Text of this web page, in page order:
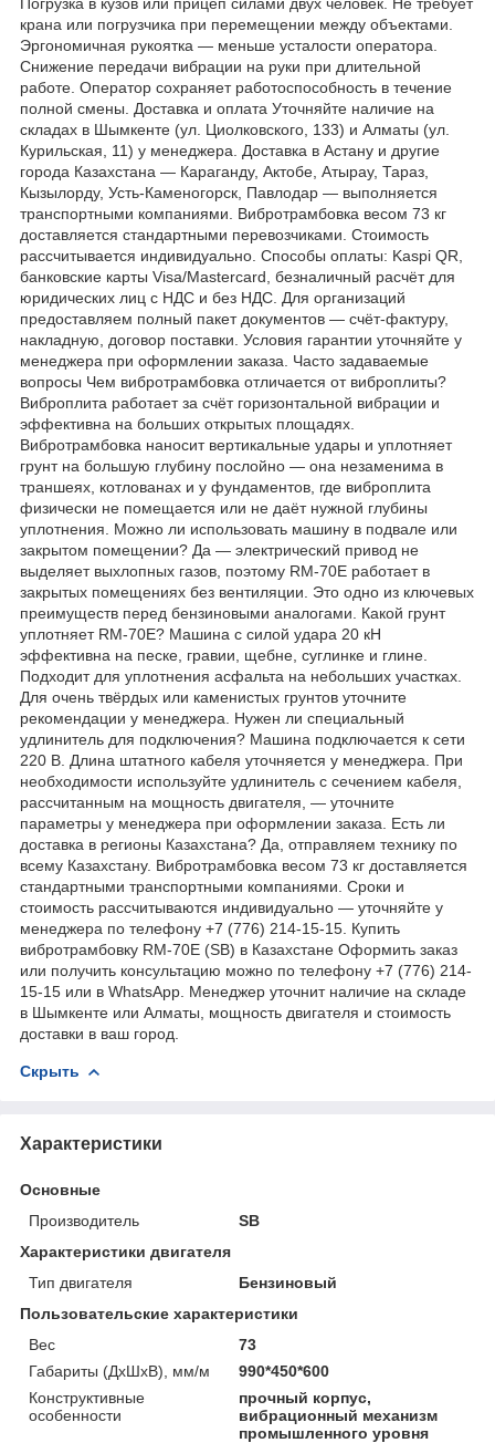
крана или погрузчика при перемещении между объектами.
Эргономичная рукоятка — меньше усталости оператора.
Снижение передачи вибрации на руки при длительной
работе. Оператор сохраняет работоспособность в течение
полной смены. Доставка и оплата Уточняйте наличие на
складах в Шымкенте (ул. Циолковского, 133) и Алматы (ул.
Курильская, 11) у менеджера. Доставка в Астану и другие
города Казахстана — Караганду, Актобе, Атырау, Тараз,
Кызылорду, Усть-Каменогорск, Павлодар — выполняется
транспортными компаниями. Вибротрамбовка весом 73 кг
доставляется стандартными перевозчиками. Стоимость
рассчитывается индивидуально. Способы оплаты: Kaspi QR,
банковские карты Visa/Mastercard, безналичный расчёт для
юридических лиц с НДС и без НДС. Для организаций
предоставляем полный пакет документов — счёт-фактуру,
накладную, договор поставки. Условия гарантии уточняйте у
менеджера при оформлении заказа. Часто задаваемые
вопросы Чем вибротрамбовка отличается от виброплиты?
Виброплита работает за счёт горизонтальной вибрации и
эффективна на больших открытых площадях.
Вибротрамбовка наносит вертикальные удары и уплотняет
грунт на большую глубину послойно — она незаменима в
траншеях, котлованах и у фундаментов, где виброплита
физически не помещается или не даёт нужной глубины
уплотнения. Можно ли использовать машину в подвале или
закрытом помещении? Да — электрический привод не
выделяет выхлопных газов, поэтому RM-70E работает в
закрытых помещениях без вентиляции. Это одно из ключевых
преимуществ перед бензиновыми аналогами. Какой грунт
уплотняет RM-70E? Машина с силой удара 20 кН
эффективна на песке, гравии, щебне, суглинке и глине.
Подходит для уплотнения асфальта на небольших участках.
Для очень твёрдых или каменистых грунтов уточните
рекомендации у менеджера. Нужен ли специальный
удлинитель для подключения? Машина подключается к сети
220 В. Длина штатного кабеля уточняется у менеджера. При
необходимости используйте удлинитель с сечением кабеля,
рассчитанным на мощность двигателя, — уточните
параметры у менеджера при оформлении заказа. Есть ли
доставка в регионы Казахстана? Да, отправляем технику по
всему Казахстану. Вибротрамбовка весом 73 кг доставляется
стандартными транспортными компаниями. Сроки и
стоимость рассчитываются индивидуально — уточняйте у
менеджера по телефону +7 (776) 214-15-15. Купить
вибротрамбовку RM-70E (SB) в Казахстане Оформить заказ
или получить консультацию можно по телефону +7 (776) 214-
15-15 или в WhatsApp. Менеджер уточнит наличие на складе
в Шымкенте или Алматы, мощность двигателя и стоимость
доставки в ваш город.
Скрыть
Характеристики
Основные
Производитель
SB
Характеристики двигателя
Тип двигателя
Бензиновый
Пользовательские характеристики
Вес
73
Габариты (ДхШхВ), мм/м
990*450*600
Конструктивные
особенности
прочный корпус,
вибрационный механизм
промышленного уровня